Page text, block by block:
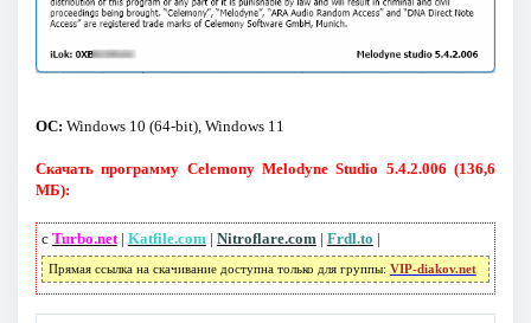
ОС: Windows 10 (64-bit), Windows 11
Скачать программу Celemony Melodyne Studio 5.4.2.006 (136,6
МБ):
с Turbo.net| Katfile.com| Nitroflare.com| Frdl.to |
Прямая ссылка на скачивание доступна только для группы: VIP-diakov.net